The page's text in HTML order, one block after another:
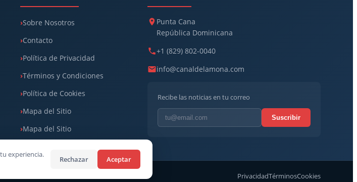
Sobre Nosotros
Contacto
Política de Privacidad
Términos y Condiciones
Política de Cookies
Mapa del Sitio
Mapa del Sitio
Punta Cana
República Dominicana
+1 (829) 802-0040
info@canaldelamona.com
Recibe las noticias en tu correo
Suscribir
PrivacidadTérminosCookies
experiencia.
Rechazar Aceptar